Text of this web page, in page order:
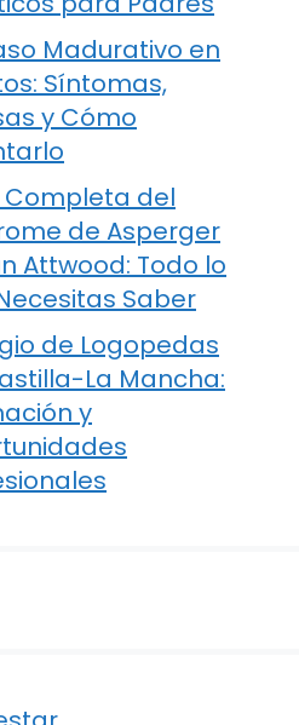
Madurativo en
Síntomas,
y Cómo
Completa del
de Asperger
Attwood: Todo lo
Saber
de Logopedas
La Mancha:
y